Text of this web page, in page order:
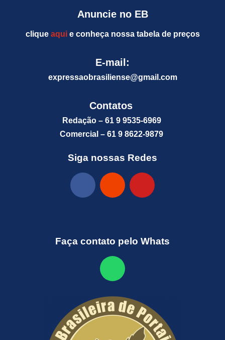
Anuncie no EB
clique aquie conheça nossa tabela de preços
E-mail:
expressaobrasiliense@gmail.com
Contatos
Redação – 61 9 9535-6969
Comercial – 61 9 8622-9879
Siga nossas Redes
Faça contato pelo Whats